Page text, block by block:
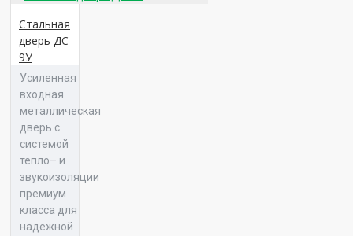
Панель 16 Тринити Л 01
Панель 16 Тринити Л 02
Стальная
дверь ДС
9У
Усиленная
входная
металлическая
дверь с
системой
тепло– и
звукоизоляции
премиум
класса для
надежной